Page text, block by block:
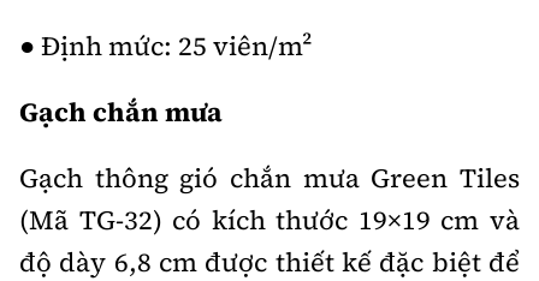
● Định mức: 25 viên/m²
Gạch chắn mưa
Gạch thông gió chắn mưa Green Tiles
(Mã TG-32) có kích thước 19×19 cm và
độ dày 6,8 cm được thiết kế đặc biệt để